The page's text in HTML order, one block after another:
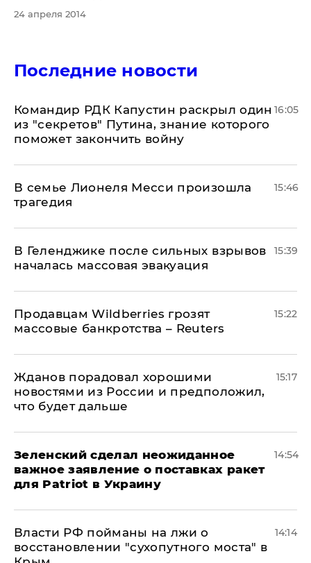
24 апреля 2014
Последние новости
Командир РДК Капустин раскрыл один
из "секретов" Путина, знание которого
поможет закончить войну
16:05
В семье Лионеля Месси произошла
трагедия
15:46
В Геленджике после сильных взрывов
началась массовая эвакуация
15:39
Продавцам Wildberries грозят
массовые банкротства – Reuters
15:22
Жданов порадовал хорошими
новостями из России и предположил,
что будет дальше
15:17
Зеленский сделал неожиданное
важное заявление о поставках ракет
для Patriot в Украину
14:54
Власти РФ пойманы на лжи о
восстановлении "сухопутного моста" в
14:14